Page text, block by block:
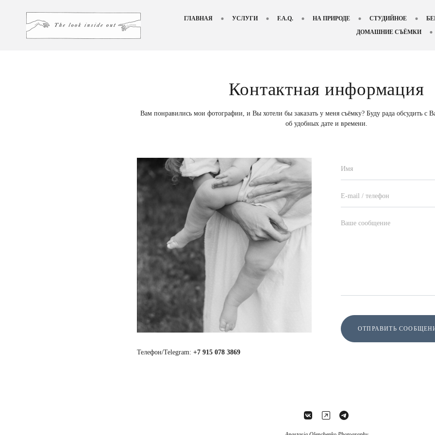
ГЛАВНАЯ УСЛУГИ F.A.Q. НА ПРИРОДЕ СТУДИЙНОЕ
ДОМАШНИЕ СЪЁМКИ
Контактная информация
Вам понравились мои фотографии, и Вы хотели бы заказать у меня съёмку? Буду рада обсудить с
об удобных дате и времени.
Телефон/Telegram: +7 915 078 3869
ОТПРАВИТЬ